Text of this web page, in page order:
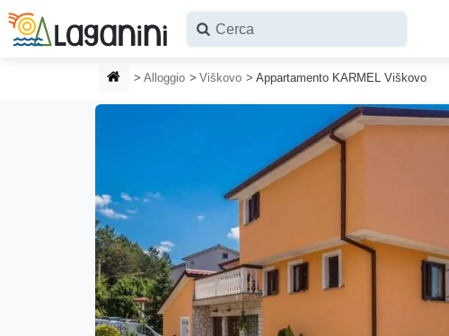
Vai al contenuto principale
HOMEPAGE
Alloggio Viškovo Appartamento KARMEL Viškovo